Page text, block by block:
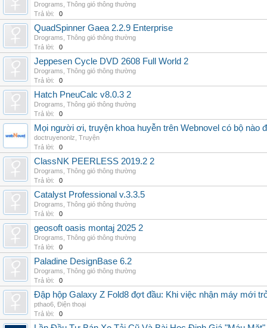
Drograms Thông gió thông thường
Trả lời:
0
QuadSpinner Gaea 2.2.9 Enterprise
Drograms Thông gió thông thường
Trả lời:
0
Jeppesen Cycle DVD 2608 Full World 2
Drograms Thông gió thông thường
Trả lời:
0
Hatch PneuCalc v8.0.3 2
Drograms Thông gió thông thường
Trả lời:
0
Mọi người ơi, truyện khoa huyễn trên Webnovel có bộ nào
doctruyenonlz Truyện
Trả lời:
0
ClassNK PEERLESS 2019.2 2
Drograms Thông gió thông thường
Trả lời:
0
Catalyst Professional v.3.3.5
Drograms Thông gió thông thường
Trả lời:
0
geosoft oasis montaj 2025 2
Drograms Thông gió thông thường
Trả lời:
0
Paladine DesignBase 6.2
Drograms Thông gió thông thường
Trả lời:
0
Đập hộp Galaxy Z Fold8 đợt đầu: Khi việc nhận máy mới
pthao6 Điện thoại
Trả lời:
0